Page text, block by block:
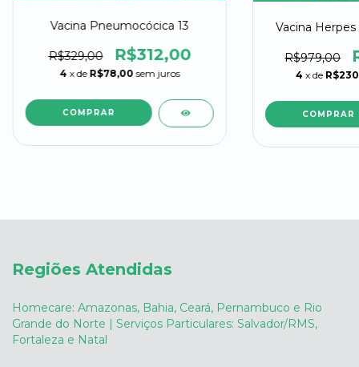
Vacina Pneumocócica 13
R$329,00 R$312,00
4 x de R$78,00 sem juros
Vacina
R$979,00
4 x de
COMPRAR
Regiões Atendidas
Homecare: Amazonas, Bahia, Ceará, Pernambuco e Rio
Grande do Norte | Serviços Particulares: Salvador/RMS,
Fortaleza e Natal